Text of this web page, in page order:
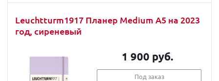
Leuchtturm1917 Планер Medium A5 на 2023
год, сиреневый
1 900 руб.
Под заказ